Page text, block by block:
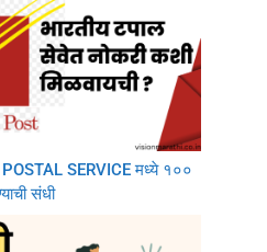
SERVICE मध्ये १००
संधी